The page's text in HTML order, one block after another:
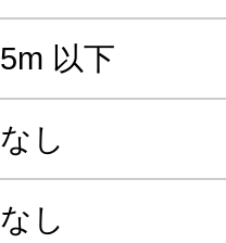
5m 以下
なし
なし